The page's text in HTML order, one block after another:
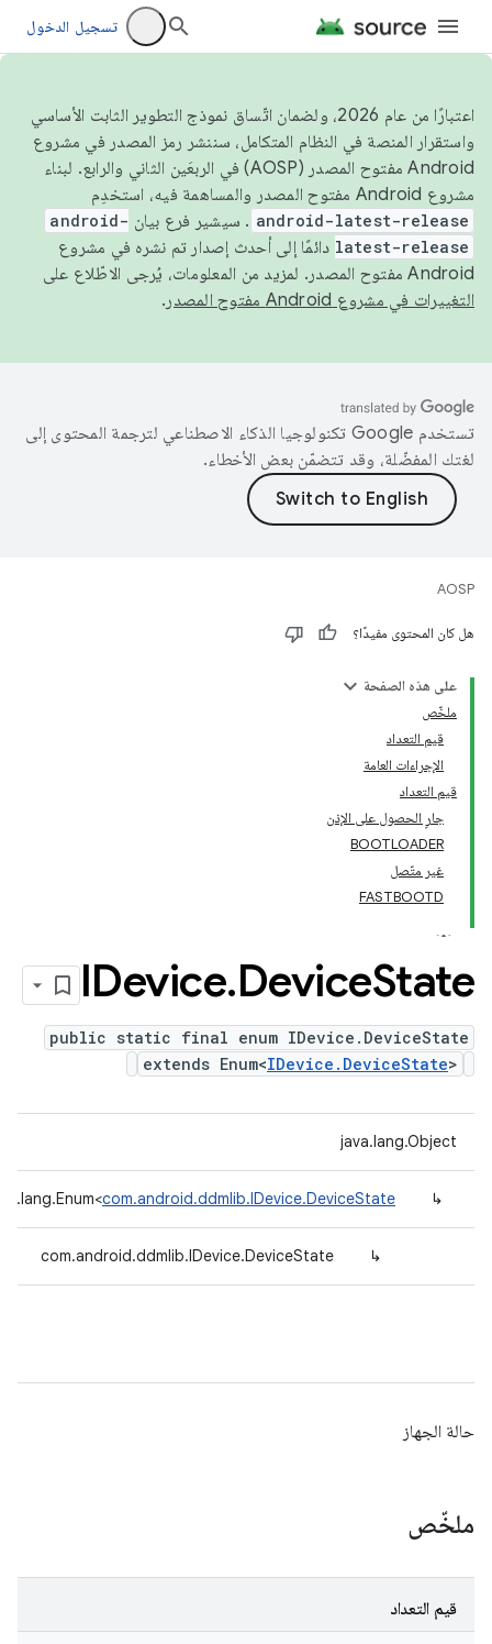
تسجيل الدخول
اعتبارًا من عام 2026، ولضمان اتّساق نموذج التطوير الثابت الأساسي
واستقرار المنصة في النظام المتكامل، سننشر رمز المصدر في مشروع
Android مفتوح المصدر (AOSP) في الربعَين الثاني والرابع. لبناء
مشروع Android مفتوح المصدر والمساهمة فيه، استخدِم
android-latest-release . سيشير فرع بيان android-
latest-release دائمًا إلى أحدث إصدار تم نشره في مشروع
Android مفتوح المصدر. لمزيد من المعلومات، يُرجى الاطّلاع على
التغييرات في مشروع Android مفتوح المصدر
.
تستخدم Google تكنولوجيا الذكاء الاصطناعي لترجمة المحتوى إلى
لغتك المفضّلة، وقد تتضمّن بعض الأخطاء.
AOSP
هل كان المحتوى مفيدًا؟
على هذه الصفحة
ملخّص
قيم التعداد
الإجراءات العامة
قيم التعداد
جارٍ الحصول على الإذن
BOOTLOADER
غير متّصل
FASTBOOTD
IDevice.DeviceState
public static final enum IDevice.DeviceState
extends Enum<IDevice.DeviceState>
java.lang.Object
↳
com.android.ddmlib.IDevice.DeviceState
↳
com.android.ddmlib.IDevice.DeviceState
حالة الجهاز
ملخّص
قيم التعداد